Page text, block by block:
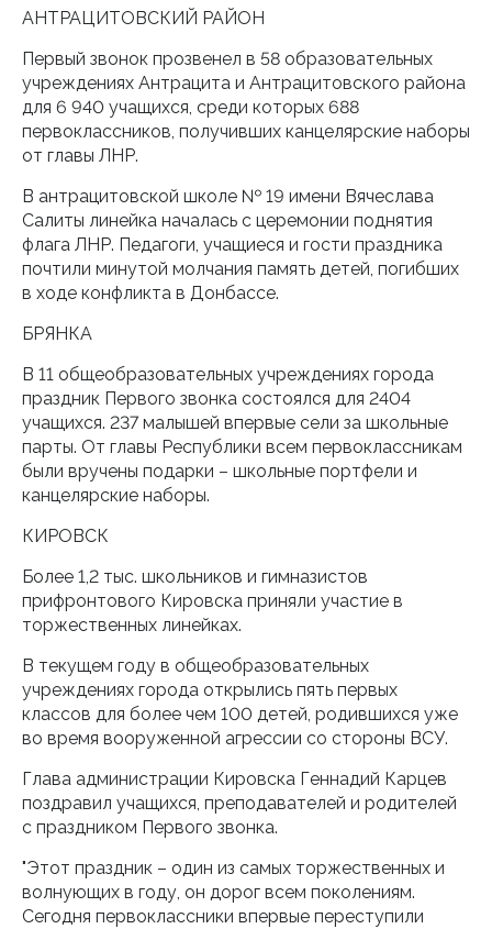
АНТРАЦИТОВСКИЙ РАЙОН
Первый звонок прозвенел в 58 образовательных
учреждениях Антрацита и Антрацитовского района
для 6 940 учащихся, среди которых 688
первоклассников, получивших канцелярские наборы
от главы ЛНР.
В антрацитовской школе № 19 имени Вячеслава
Салиты линейка началась с церемонии поднятия
флага ЛНР. Педагоги, учащиеся и гости праздника
почтили минутой молчания память детей, погибших
в ходе конфликта в Донбассе.
БРЯНКА
В 11 общеобразовательных учреждениях города
праздник Первого звонка состоялся для 2404
учащихся. 237 малышей впервые сели за школьные
парты. От главы Республики всем первоклассникам
были вручены подарки – школьные портфели и
канцелярские наборы.
КИРОВСК
Более 1,2 тыс. школьников и гимназистов
прифронтового Кировска приняли участие в
торжественных линейках.
В текущем году в общеобразовательных
учреждениях города открылись пять первых
классов для более чем 100 детей, родившихся уже
во время вооруженной агрессии со стороны ВСУ.
Глава администрации Кировска Геннадий Карцев
поздравил учащихся, преподавателей и родителей
с праздником Первого звонка.
"Этот праздник – один из самых торжественных и
волнующих в году, он дорог всем поколениям.
Сегодня первоклассники впервые переступили